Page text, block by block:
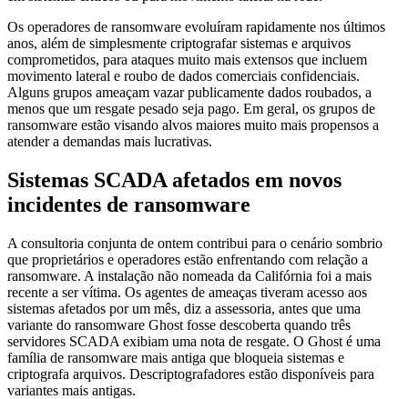
Os operadores de ransomware evoluíram rapidamente nos últimos
anos, além de simplesmente criptografar sistemas e arquivos
comprometidos, para ataques muito mais extensos que incluem
movimento lateral e roubo de dados comerciais confidenciais.
Alguns grupos ameaçam vazar publicamente dados roubados, a
menos que um resgate pesado seja pago. Em geral, os grupos de
ransomware estão visando alvos maiores muito mais propensos a
atender a demandas mais lucrativas.
Sistemas SCADA afetados em novos
incidentes de ransomware
A consultoria conjunta de ontem contribui para o cenário sombrio
que proprietários e operadores estão enfrentando com relação a
ransomware. A instalação não nomeada da Califórnia foi a mais
recente a ser vítima. Os agentes de ameaças tiveram acesso aos
sistemas afetados por um mês, diz a assessoria, antes que uma
variante do ransomware Ghost fosse descoberta quando três
servidores SCADA exibiam uma nota de resgate. O Ghost é uma
família de ransomware mais antiga que bloqueia sistemas e
criptografa arquivos. Descriptografadores estão disponíveis para
variantes mais antigas.